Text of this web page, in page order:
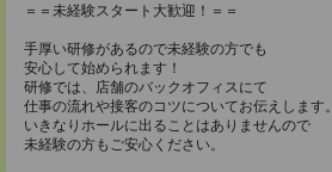
＝＝未経験スタート大歓迎！＝＝
手厚い研修があるので未経験の方でも
安心して始められます！
研修では、店舗のバックオフィスにて
仕事の流れや接客のコツについてお伝えします。
いきなりホールに出ることはありませんので
未経験の方もご安心ください。